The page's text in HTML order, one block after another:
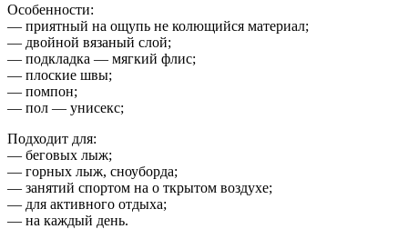
Особенности:
— приятный на ощупь не колющийся материал;
— двойной вязаный слой;
— подкладка — мягкий флис;
— плоские швы;
— помпон;
— пол — унисекс;
Подходит для:
— беговых лыж;
— горных лыж, сноуборда;
— занятий спортом на о ткрытом воздухе;
— для активного отдыха;
— на каждый день.